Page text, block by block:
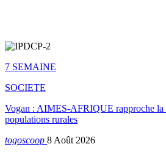
7 SEMAINE
SOCIETE
Vogan : AIMES-AFRIQUE rapproche la
populations rurales
togoscoop 8 Août 2026